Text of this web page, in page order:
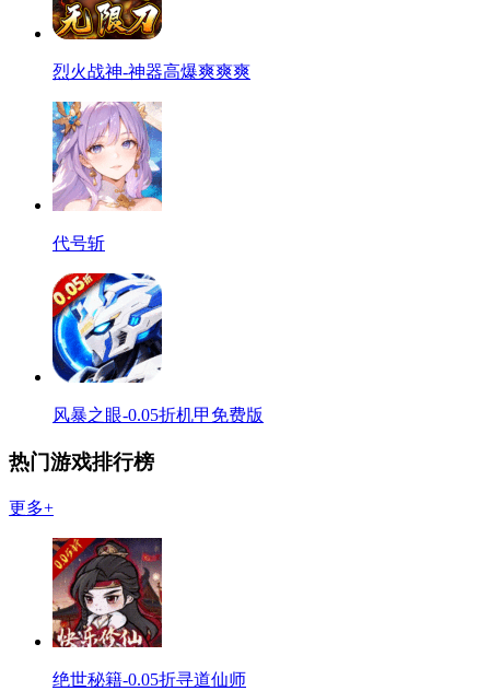
烈火战神-神器高爆爽爽爽
代号斩
风暴之眼-0.05折机甲免费版
热门游戏排行榜
更多+
绝世秘籍-0.05折寻道仙师